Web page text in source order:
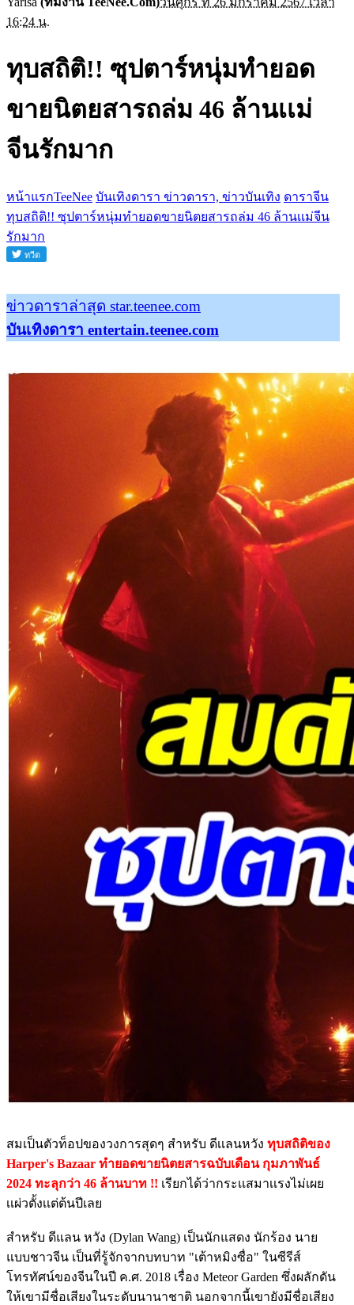
16:24 น.
ทุบสถิติ!! ซุปตาร์หนุ่มทำยอด
ขายนิตยสารถล่ม 46 ล้านเเม่
จีนรักมาก
หน้าแรกTeeNee บันเทิงดารา ข่าวดารา, ข่าวบันเทิง ดาราจีน
ทุบสถิติ!! ซุปตาร์หนุ่มทำยอดขายนิตยสารถล่ม 46 ล้านเเม่จีน
รักมาก
ข่าวดาราล่าสุด star.teenee.com
บันเทิงดารา entertain.teenee.com
สมเป็นตัวท็อปของวงการสุดๆ สำหรับ ดีเเลนหวัง ทุบสถิติของ
Harper's Bazaar ทำยอดขายนิตยสารฉบับเดือน กุมภาพันธ์
2024 ทะลุกว่า 46 ล้านบาท !! เรียกได้ว่ากระเเสมาเเรงไม่เผย
เเผ่วตั้งเเต่ต้นปีเลย
สำหรับ ดีแลน หวัง (Dylan Wang) เป็นนักแสดง นักร้อง นาย
แบบชาวจีน เป็นที่รู้จักจากบทบาท "เต้าหมิงซื่อ" ในซีรีส์
โทรทัศน์ของจีนในปี ค.ศ. 2018 เรื่อง Meteor Garden ซึ่งผลักดัน
ให้เขามีชื่อเสียงในระดับนานาชาติ นอกจากนี้เขายังมีชื่อเสียง